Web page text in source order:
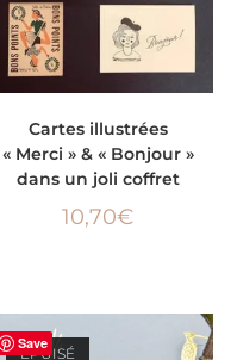
Cartes illustrées
« Merci » & « Bonjour »
dans un joli coffret
10,70€
Save
ÉPUISÉ